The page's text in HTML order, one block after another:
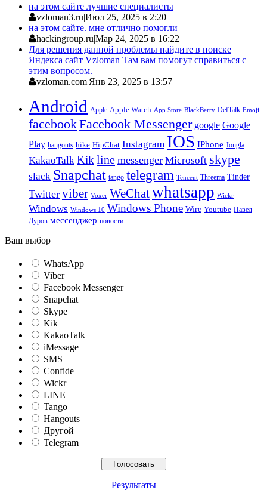
на этом сайте лучшие специалисты
vzloman3.ru|Июл 25, 2025 в 2:20
на этом сайте. мне отлично помогли
hackingroup.ru|Мар 24, 2025 в 16:22
Для решения данной проблемы найдите в поиске
Яндекса сайт Vzloman Там вам помогут справиться с
этим вопросом.
vzloman.com|Янв 23, 2025 в 13:57
Android Apple Apple Watch App Store BlackBerry DefTalk Emoji
facebookFacebook Messenger google Google
Play hangouts hike HipChat Instagram IOS IPhone Jongla
KakaoTalk Kik line messenger Microsoft skype
slack Snapchat tango telegram Tencent Threema Tinder
Twitter viber Voxer WeChatwhatsapp Wickr
Windows Windows 10 Windows Phone Wire Youtube Павел
Дуров мессенджер новости
Ваш выбор
WhatsApp
Viber
Facebook Messenger
Snapchat
Skype
Kik
KakaoTalk
iMessage
SMS
Confide
Wickr
LINE
Tango
Hangouts
Другой
Telegram
Результаты